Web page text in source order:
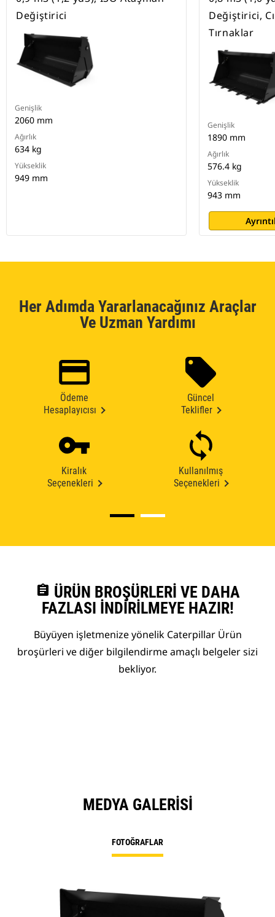
Değiştirici
Genişlik
2060 mm
Ağırlık
634 kg
Yükseklik
949 mm
Değiştirici,
Tırnaklar
Genişlik
1890 mm
Ağırlık
576.4 kg
Yükseklik
943 mm
Her Adımda Yararlanacağınız Araçlar
Ve Uzman Yardımı
Ödeme
Hesaplayıcısı
Güncel
Teklifler
Kiralık
Seçenekleri
Kullanılmış
Seçenekleri
assignment ÜRÜN BROŞÜRLERI VE DAHA
FAZLASI İNDIRILMEYE HAZIR!
Büyüyen işletmenize yönelik Caterpillar Ürün
broşürleri ve diğer bilgilendirme amaçlı belgeler sizi
bekliyor.
MEDYA GALERISI
FOTOĞRAFLAR